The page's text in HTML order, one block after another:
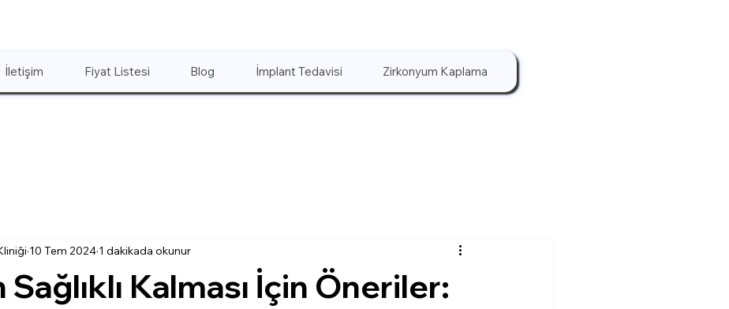
İletişim Fiyat Listesi Blog İmplant Tedavisi Zirkonyum Kaplama
Kalması İçin Öneriler:
10 Tem 2024 1 dakikada okunur